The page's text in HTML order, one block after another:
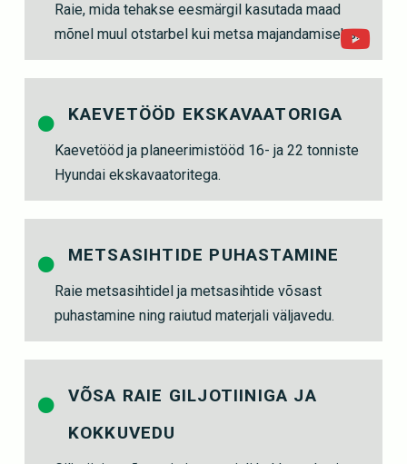
Raie, mida tehakse eesmärgil kasutada maad
mõnel muul otstarbel kui metsa majandamiseks.
KAEVETÖÖD EKSKAVAATORIGA
Kaevetööd ja planeerimistööd 16- ja 22 tonniste
Hyundai ekskavaatoritega.
METSASIHTIDE PUHASTAMINE
Raie metsasihtidel ja metsasihtide võsast
puhastamine ning raiutud materjali väljavedu.
VÕSA RAIE GILJOTIINIGA JA
KOKKUVEDU